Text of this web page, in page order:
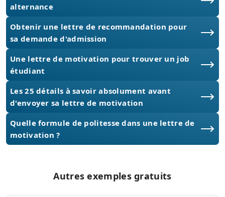
alternance
Obtenir une lettre de recommandation pour
sa demande d'admission
Une lettre de motivation pour trouver un job
étudiant
Les 25 détails à savoir absolument avant
d'envoyer sa lettre de motivation
Quelle formule de politesse dans une lettre de
motivation ?
Autres exemples gratuits